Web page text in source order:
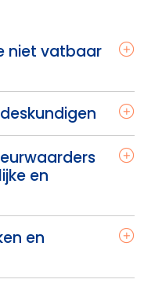
niet vatbaar
en
en